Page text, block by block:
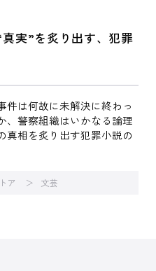
実”を炙り出す、犯罪
は何故に未解決に終わっ
、警察組織はいかなる論理
相を炙り出す犯罪小説の
ア 文芸